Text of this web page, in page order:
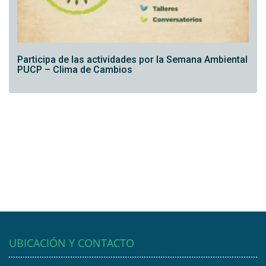
Participa de las actividades por la Semana Ambiental
PUCP – Clima de Cambios
UBICACIÓN Y CONTACTO